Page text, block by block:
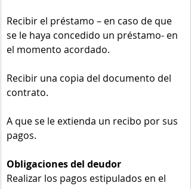
Recibir el préstamo – en caso de que
se le haya concedido un préstamo- en
el momento acordado.
Recibir una copia del documento del
contrato.
A que se le extienda un recibo por sus
pagos.
Obligaciones del deudor
Realizar los pagos estipulados en el